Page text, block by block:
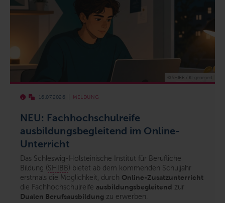
NEU: Fachhochschulreife
ausbildungsbegleitend im Online-
Unterricht
16.07.2026 MELDUNG
Das Schleswig-Holsteinische Institut für Berufliche
Bildung (SHIBB) bietet ab dem kommenden Schuljahr
erstmals die Möglichkeit, durch Online-Zusatzunterricht
die Fachhochschulreife ausbildungsbegleitend zur
Dualen Berufsausbildung zu erwerben.
© SHIBB / KI-generiert